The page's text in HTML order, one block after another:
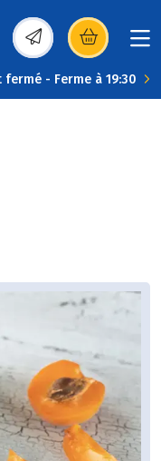
(s’ouvre dans une
fermé - Ferme à 19:30